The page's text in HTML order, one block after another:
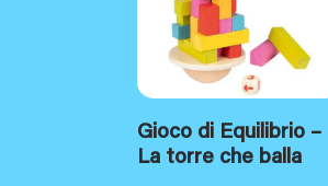
Gioco di Equilibrio –
La torre che balla